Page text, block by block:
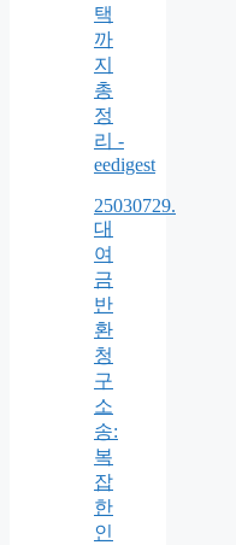
택
까
지
총
정
리 -
eedigest
25030729.
대
여
금
반
환
청
구
소
송:
복
잡
한
인